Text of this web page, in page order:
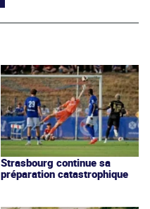
Strasbourg continue sa
préparation catastrophique